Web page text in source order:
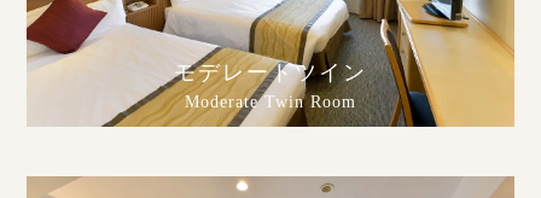
モデレートツイン
Moderate Twin Room